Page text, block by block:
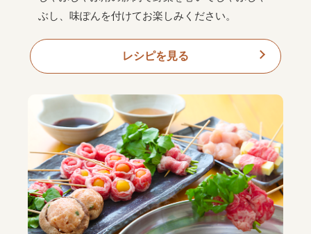
ぶし、味ぽんを付けてお楽しみください。
レシピを見る